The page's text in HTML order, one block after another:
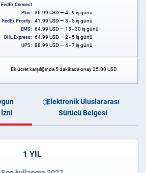
FedEx Connect
Plus:
36.99 USD — 4 - 9 iş günü
FedEx Priority: 41.99 USD — 3 - 5 iş günü
EMS: 64.99 USD — 15 - 30 iş günü
DHL Express: 64.99 USD — 2 - 5 iş günü
UPS: 88.99 USD — 4 - 7 iş günü
Ek ücret karşılığında 5 dakikada onay25.00 USD
Elektronik Uluslararası
Sürücü Belgesi
1 YIL